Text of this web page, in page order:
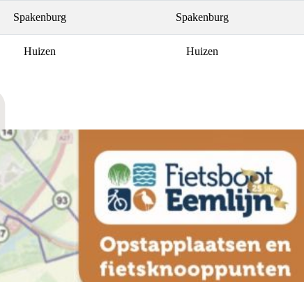
Spakenburg Spakenburg
Huizen Huizen